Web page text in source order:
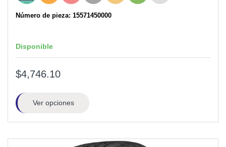
Número de pieza: 15571450000
Disponible
$4,746.10
Ver opciones